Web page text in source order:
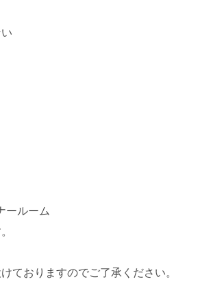
ールーム
おりますのでご了承ください。